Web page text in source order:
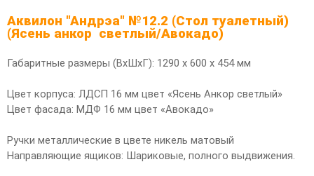
Аквилон "Андрэа" №12.2 (Стол туалетный)
(Ясень анкор светлый/Авокадо)
Габаритные размеры (ВхШхГ): 1290 х 600 х 454 мм
Цвет корпуса: ЛДСП 16 мм цвет «Ясень Анкор светлый»
Цвет фасада: МДФ 16 мм цвет «Авокадо»
Ручки металлические в цвете никель матовый
Направляющие ящиков: Шариковые, полного выдвижения.